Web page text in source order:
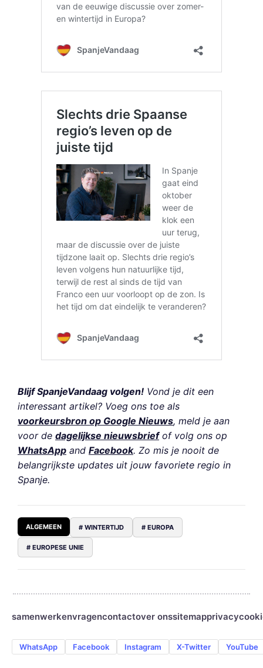
Blijf SpanjeVandaag volgen! Vond je dit een
interessant artikel? Voeg ons toe als
voorkeursbron op Google Nieuws, meld je aan
voor de dagelijkse nieuwsbriefof volg ons op
WhatsApp and Facebook. Zo mis je nooit de
belangrijkste updates uit jouw favoriete regio in
Spanje.
ALGEMEEN # WINTERTIJD # EUROPA
# EUROPESE UNIE
samenwerkenvragencontactover onssitemapprivacy
WhatsApp Facebook Instagram X-Twitter YouTube